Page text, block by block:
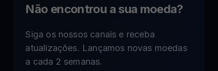
Não encontrou a sua moeda?
Siga os nossos canais e receba
atualizações. Lançamos novas moedas
a cada 2 semanas.